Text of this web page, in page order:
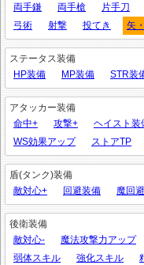
両手鎌
両手槍 片手刀
弓術
射撃 投てき 矢
ステータス装備
HP装備
MP装備 STR装
アタッカー装備
命中+
攻撃+ ヘイスト装
WS効果アップ
ストアTP
盾(タンク)装備
敵対心+
回避装備 魔回避
後衛装備
敵対心-
魔法攻撃力アップ
弱体スキル
強化スキル